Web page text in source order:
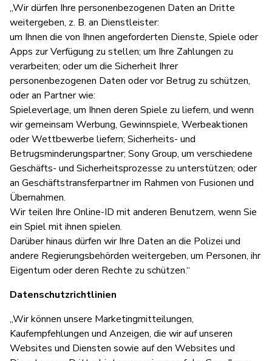
„Wir dürfen Ihre personenbezogenen Daten an Dritte
weitergeben, z. B. an Dienstleister:
um Ihnen die von Ihnen angeforderten Dienste, Spiele oder
Apps zur Verfügung zu stellen; um Ihre Zahlungen zu
verarbeiten; oder um die Sicherheit Ihrer
personenbezogenen Daten oder vor Betrug zu schützen,
oder an Partner wie:
Spieleverlage, um Ihnen deren Spiele zu liefern, und wenn
wir gemeinsam Werbung, Gewinnspiele, Werbeaktionen
oder Wettbewerbe liefern; Sicherheits- und
Betrugsminderungspartner; Sony Group, um verschiedene
Geschäfts- und Sicherheitsprozesse zu unterstützen; oder
an Geschäftstransferpartner im Rahmen von Fusionen und
Übernahmen.
Wir teilen Ihre Online-ID mit anderen Benutzern, wenn Sie
ein Spiel mit ihnen spielen.
Darüber hinaus dürfen wir Ihre Daten an die Polizei und
andere Regierungsbehörden weitergeben, um Personen, ihr
Eigentum oder deren Rechte zu schützen.“
Datenschutzrichtlinien
„Wir können unsere Marketingmitteilungen,
Kaufempfehlungen und Anzeigen, die wir auf unseren
Websites und Diensten sowie auf den Websites und